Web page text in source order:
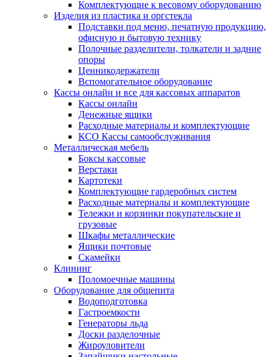
Комплектующие к весовому оборудованию
Изделия из пластика и оргстекла
Подставки под меню, печатную продукцию,
офисную и бытовую технику
Полочные разделители, толкатели и задние
опоры
Ценникодержатели
Вспомогательное оборудование
Кассы онлайн и все для кассовых аппаратов
Кассы онлайн
Денежные ящики
Расходные материалы и комплектующие
КСО Кассы самообслуживания
Металлическая мебель
Боксы кассовые
Верстаки
Картотеки
Комплектующие гардеробных систем
Расходные материалы и комплектующие
Тележки и корзинки покупательские и
грузовые
Шкафы металлические
Ящики почтовые
Скамейки
Клининг
Поломоечные машины
Оборудование для общепита
Водоподготовка
Гастроемкости
Генераторы льда
Доски разделочные
Жироуловители